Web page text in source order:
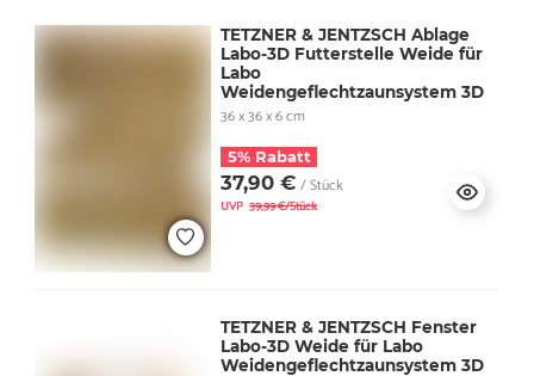
TETZNER & JENTZSCH Ablage
Labo-3D Futterstelle Weide für
Labo
Weidengeflechtzaunsystem 3D
36 x 36 x 6 cm
5% Rabatt
37,90 € / Stück
UVP 39,99 €/Stück
TETZNER & JENTZSCH Fenster
Labo-3D Weide für Labo
Weidengeflechtzaunsystem 3D